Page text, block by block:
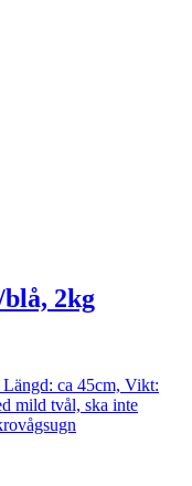
2kg
ca 45cm, Vikt:
mild tvål, ska inte